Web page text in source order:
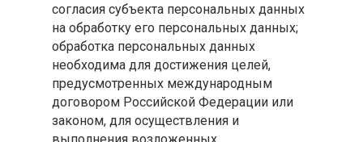
согласия субъекта персональных данных
на обработку его персональных данных;
обработка персональных данных
необходима для достижения целей,
предусмотренных международным
договором Российской Федерации или
законом, для осуществления и